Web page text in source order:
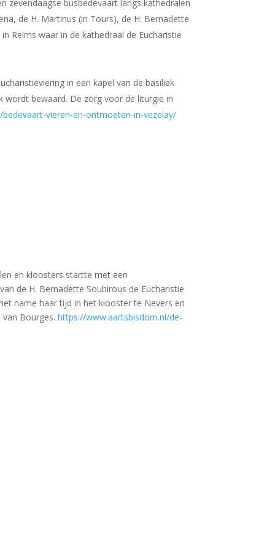
busbedevaart langs kathedralen
de H. Martinus (in Tours), de H. Bernadette
Reims waar in de kathedraal de Eucharistie
in een kapel van de basiliek
wordt bewaard. De zorg voor de liturgie in
vieren-en-ontmoeten-in-vezelay/
en kloosters startte met een
de H. Bernadette Soubirous de Eucharistie
name haar tijd in het klooster te Nevers en
van Bourges.https://www.aartsbisdom.nl/de-